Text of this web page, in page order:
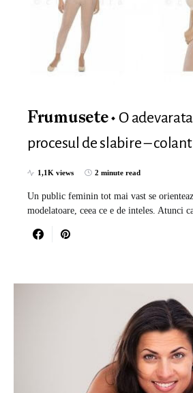
Frumusete
O
procesul de slabire –
1,1K views 2 minute read
Un public feminin tot mai vast se
modelatoare, ceea ce e de inteles. Atunci